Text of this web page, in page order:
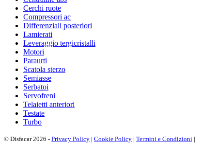
Cerchi ruote
Compressori ac
Differenziali posteriori
Lamierati
Leveraggio tergicristalli
Motori
Paraurti
Scatola sterzo
Semiasse
Serbatoi
Servofreni
Telaietti anteriori
Testate
Turbo
© Disfacar 2026 - Privacy Policy | Cookie Policy | Termini e Condizioni |